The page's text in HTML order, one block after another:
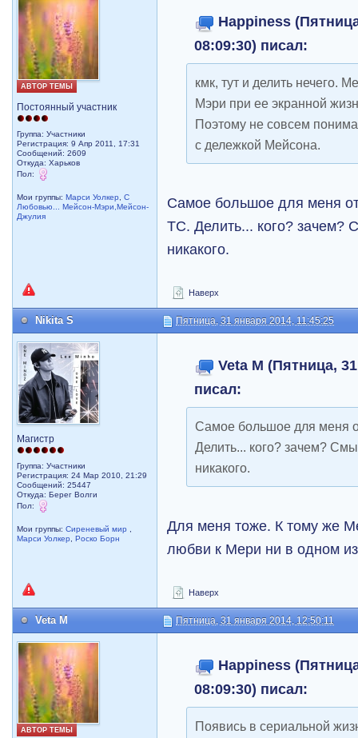
АВТОР ТЕМЫ
Постоянный участник
Группа: Участники
Регистрация: 9 Апр 2011, 17:31
Сообщений: 2609
Откуда: Харьков
Пол:
Мои группы:Марси Уолкер,С
Любовью... Мейсон-Мэри,Мейсон-
Джулия
Happiness
08:09:30) писал:
кмк, тут и делить нечего.
Мэри при ее экранной
Поэтому не совсем
с дележкой Мейсона.
Самое большое для меня
ТС. Делить... кого? зачем?
никакого.
Наверх
Nikita S Пятница, 31 января 2014, 11:45:25
Магистр
Группа: Участники
Регистрация: 24 Мар 2010, 21:29
Сообщений: 25447
Откуда: Берег Волги
Пол:
Мои группы:Сиреневый мир
Марси Уолкер
,Роско Борн
Veta M (Пятница,
писал:
Самое большое для меня
Делить... кого? зачем?
никакого.
Для меня тоже. К тому же
любви к Мери ни в одном
Наверх
Veta M Пятница, 31 января 2014, 12:50:11
АВТОР ТЕМЫ
Happiness
08:09:30) писал:
Появись в сериальной